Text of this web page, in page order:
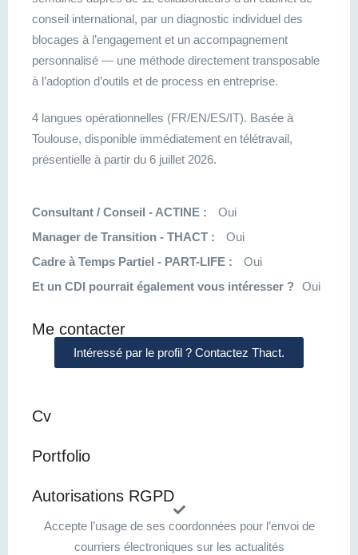
conseil international, par un diagnostic individuel des
blocages à l’engagement et un accompagnement
personnalisé — une méthode directement transposable
à l’adoption d’outils et de process en entreprise.
4 langues opérationnelles (FR/EN/ES/IT). Basée à
Toulouse, disponible immédiatement en télétravail,
présentielle à partir du 6 juillet 2026.
Consultant / Conseil - ACTINE :
Oui
Manager de Transition - THACT :
Oui
Cadre à Temps Partiel - PART-LIFE :
Oui
Et un CDI pourrait également vous intéresser ? Oui
Me contacter
Intéressé par le profil ? Contactez Thact.
Cv
Portfolio
Autorisations RGPD
Accepte l’usage de ses coordonnées pour l’envoi de
courriers électroniques sur les actualités